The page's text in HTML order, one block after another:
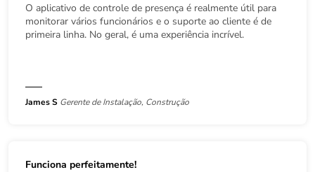
O aplicativo de controle de presença é realmente útil para
monitorar vários funcionários e o suporte ao cliente é de
primeira linha. No geral, é uma experiência incrível.
James S Gerente de Instalação, Construção
Funciona perfeitamente!